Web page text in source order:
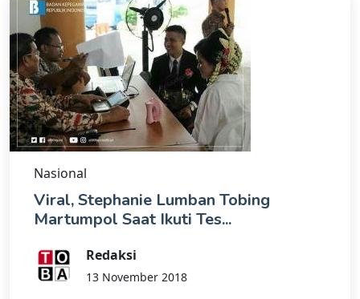
Nasional
Viral, Stephanie Lumban Tobing
Martumpol Saat Ikuti Tes...
Redaksi
13 November 2018